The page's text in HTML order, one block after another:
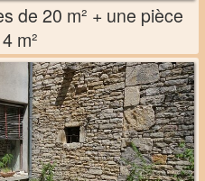
de 20 m² + une pièce
m²